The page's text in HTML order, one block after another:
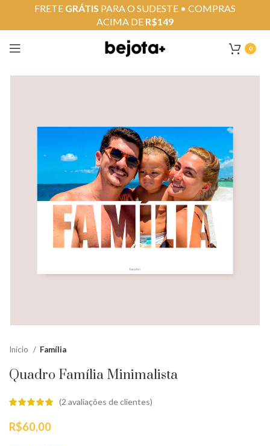
0
Início Família
Quadro Família Minimalista
(2 avaliações de clientes)
R$60,00
FRETE GRÁTIS PARA O SUDESTE • COMPRAS
ACIMA DE R$149